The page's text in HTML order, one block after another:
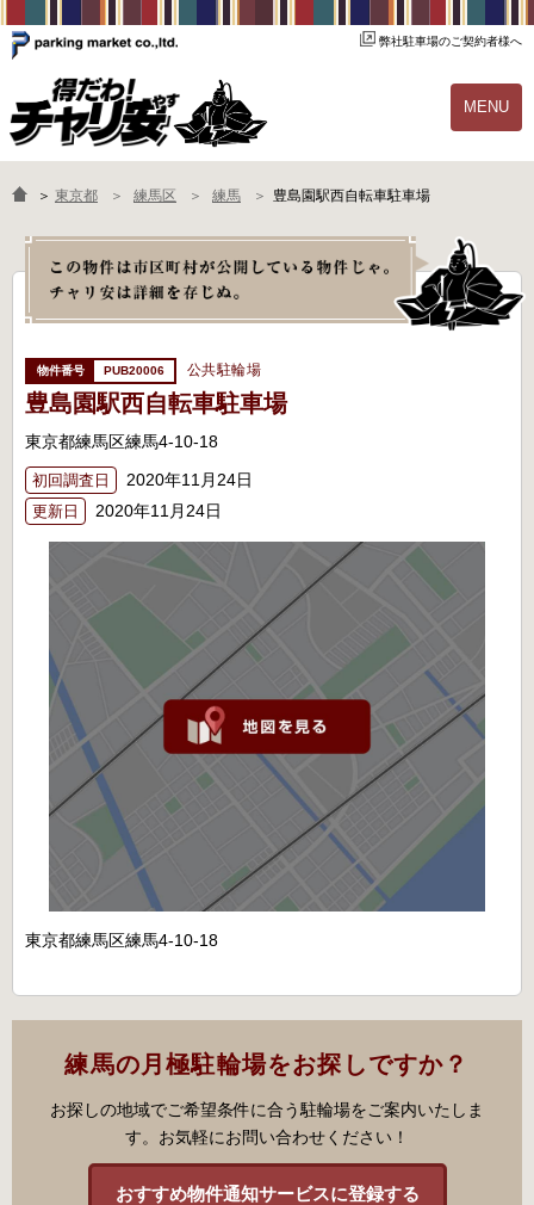
弊社駐車場のご契約者様へ
MENU
物件一覧 ご契約の流れ
よくあるご質問 駐輪場オーナー様へ
＞ 東京都 練馬区 練馬 豊島園駅西自転車駐車場
PUB20006 公共駐輪場
豊島園駅西自転車駐車場
東京都練馬区練馬4-10-18
初回調査日 2020年11月24日
更新日 2020年11月24日
東京都練馬区練馬4-10-18
練馬の月極駐輪場をお探しですか？
お探しの地域でご希望条件に合う駐輪場をご案内いたしま
す。お気軽にお問い合わせください！
おすすめ物件通知サービスに登録する